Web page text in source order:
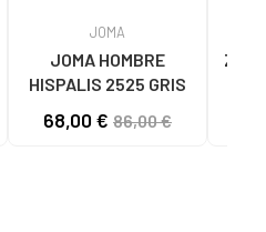
JOMA
JOMA HOMBRE
HISPALIS 2525 GRIS
68,00 € 86,00 €